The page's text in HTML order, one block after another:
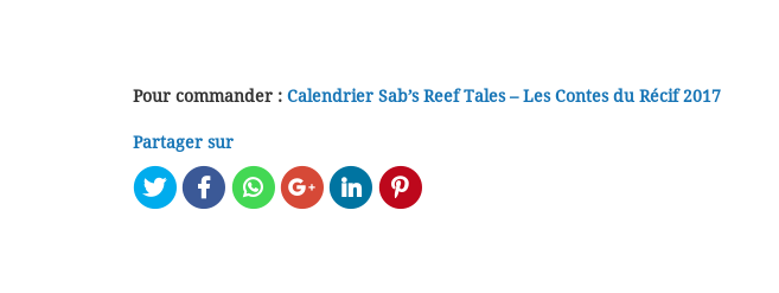
Pour commander : Calendrier Sab’s Reef Tales – Les Contes du Récif 2017
Partager sur